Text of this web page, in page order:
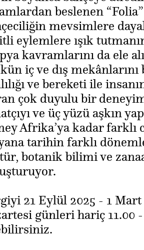
beslenen
mevsimlere
eylemlere ışık
kavramlarını da ele
iç ve dış
ve bereketi ile
çok duyulu bir
ve üç yüzü aşkın
Afrika’ya kadar farklı
tarihin farklı
botanik bilimi ve
21 Eylül 2025 - 1
günleri hariç 11.00